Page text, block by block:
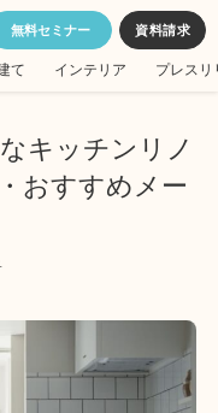
無料セミナー
て インテリア プレスリ
キッチンリノ
おすすめメー